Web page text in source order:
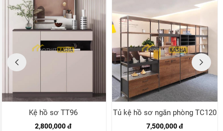
Kệ hồ sơ TT96
2,800,000 đ
Tủ kệ hồ sơ ngăn phòng TC120
7,500,000 đ